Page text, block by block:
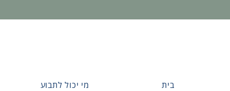
מי יכול לתבוע
בית